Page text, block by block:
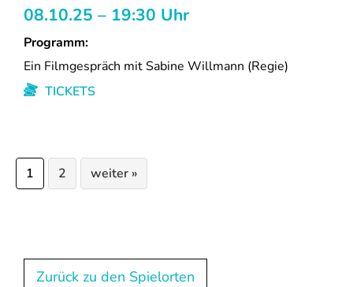
08.10.25 – 19:30 Uhr
Programm:
Ein Filmgespräch mit Sabine Willmann (Regie)
TICKETS
Seite
1 Seite
2 weiter »
Zurück zu den Spielorten